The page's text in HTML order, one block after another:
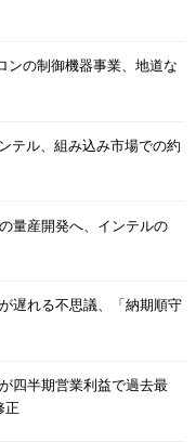
ンの制御機器事業、地道な
テル、組み込み市場での約
量産開発へ、インテルの
遅れる不思議、「納期順守
四半期営業利益で過去最
正